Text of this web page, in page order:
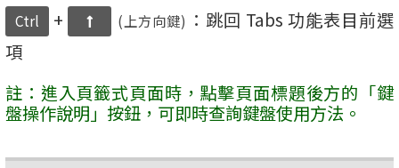
Ctrl + (上方向鍵) ：跳回 Tabs 功能表目前選
項
註：進入頁籤式頁面時，點擊頁面標題後方的「鍵
盤操作說明」按鈕，可即時查詢鍵盤使用方法。